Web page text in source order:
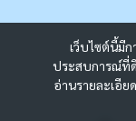
เว็บไซต์นี้มี
ประสบการณ์ที่ดี
อ่านรายละเอีย